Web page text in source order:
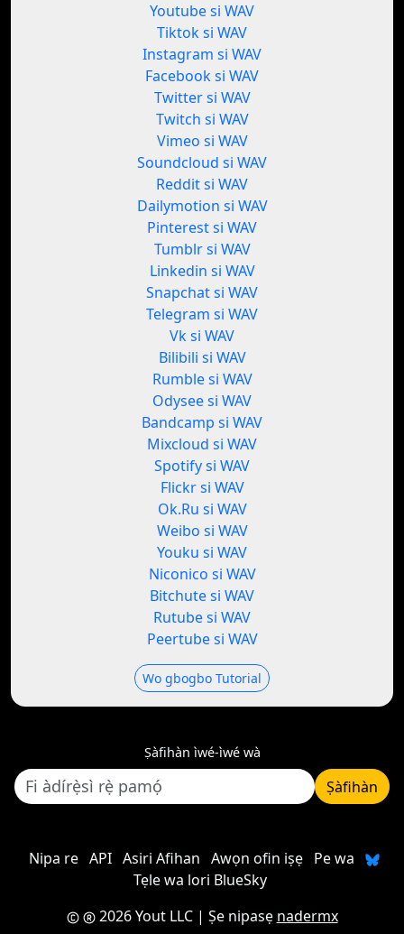
Youtube si WAV
Tiktok si WAV
Instagram si WAV
Facebook si WAV
Twitter si WAV
Twitch si WAV
Vimeo si WAV
Soundcloud si WAV
Reddit si WAV
Dailymotion si WAV
Pinterest si WAV
Tumblr si WAV
Linkedin si WAV
Snapchat si WAV
Telegram si WAV
Vk si WAV
Bilibili si WAV
Rumble si WAV
Odysee si WAV
Bandcamp si WAV
Mixcloud si WAV
Spotify si WAV
Flickr si WAV
Ok.Ru si WAV
Weibo si WAV
Youku si WAV
Niconico si WAV
Bitchute si WAV
Rutube si WAV
Peertube si WAV
Wo gbogbo Tutorial
Ṣàfihàn ìwé-ìwé wà
Ṣàfihàn
Nipa re API Asiri Afihan Awọn ofin iṣẹ
Pe wa
Tẹle wa lori BlueSky
2026 Yout LLC| Ṣe nipasẹ nadermx